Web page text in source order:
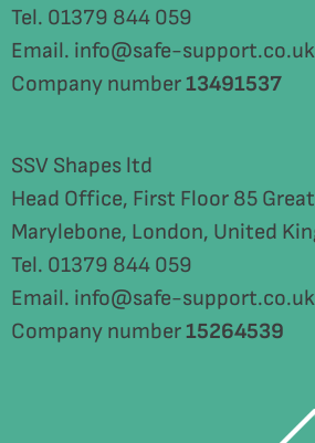
Tel. 01379 844 059
Email. info@safe-support.co.uk
Company number13491537
SSV Shapes ltd
Head Office, First Floor 85
Marylebone, London, United
Tel. 01379 844 059
Email. info@safe-support.co.uk
Company number15264539